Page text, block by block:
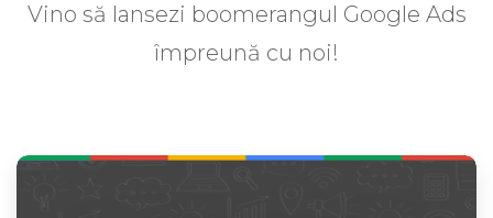
Vino să lansezi boomerangul Google Ads
împreună cu noi!